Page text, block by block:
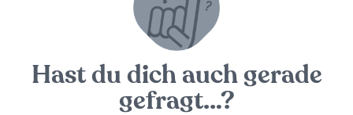
Hast du dich auch gerade
gefragt…?